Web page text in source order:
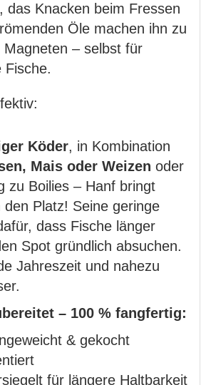
das Knacken beim Fressen
Öle machen ihn zu
– selbst für
Fische.
Köder, in Kombination
Mais oder Weizen oder
zu Boilies – Hanf bringt
den Platz! Seine geringe
dass Fische länger
Spot gründlich absuchen.
Jahreszeit und nahezu
– 100 % fangfertig:
& gekocht
für längere Haltbarkeit